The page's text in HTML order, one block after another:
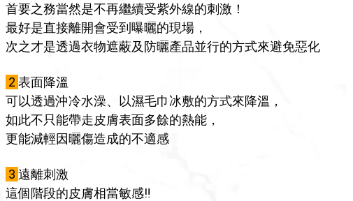
首要之務當然是不再繼續受紫外線的刺激！
最好是直接離開會受到曝曬的現場，
次之才是透過衣物遮蔽及防曬產品並行的方式來避免惡化
2表面降溫
可以透過沖冷水澡、以濕毛巾冰敷的方式來降溫，
如此不只能帶走皮膚表面多餘的熱能，
更能減輕因曬傷造成的不適感
3遠離刺激
這個階段的皮膚相當敏感‼️